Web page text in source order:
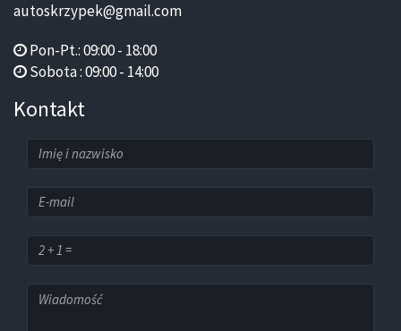
autoskrzypek@gmail.com
Pon-Pt.: 09:00 - 18:00
Sobota : 09:00 - 14:00
Kontakt